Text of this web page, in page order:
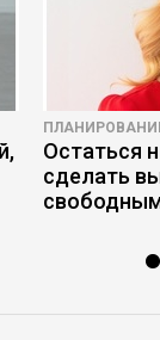
Остаться
сделать